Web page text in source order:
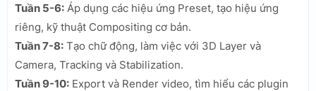
Tuần 5-6: Áp dụng các hiệu ứng Preset, tạo hiệu ứng
riêng, kỹ thuật Compositing cơ bản.
Tuần 7-8: Tạo chữ động, làm việc với 3D Layer và
Camera, Tracking và Stabilization.
Tuần 9-10: Export và Render video, tìm hiểu các plugin